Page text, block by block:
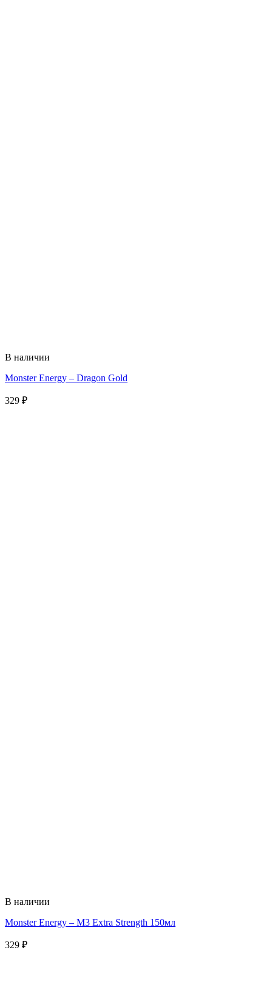
В наличии
Monster Energy – Dragon Gold
329 ₽
В наличии
Monster Energy – M3 Extra Strength 150мл
329 ₽